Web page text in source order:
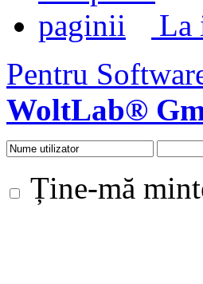
La
Pentru
WoltLab®
Ține-mă